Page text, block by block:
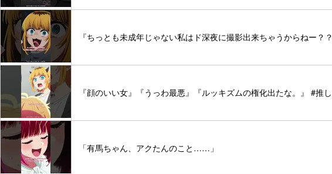
『ちっとも未成年じゃない私はド深夜に撮影出来ちゃうからねー？
『顔のいい女』『うっわ最悪』『ルッキズムの権化出たな。』 #推
「有馬ちゃん、アクたんのこと……」